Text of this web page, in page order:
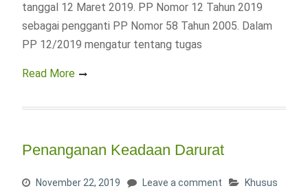
tanggal 12 Maret 2019. PP Nomor 12 Tahun 2019
sebagai pengganti PP Nomor 58 Tahun 2005. Dalam
PP 12/2019 mengatur tentang tugas
Read More
Penanganan Keadaan Darurat
November 22, 2019 Leave a comment
Khusus